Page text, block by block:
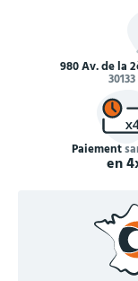
980 Av. de la
Paiement
en